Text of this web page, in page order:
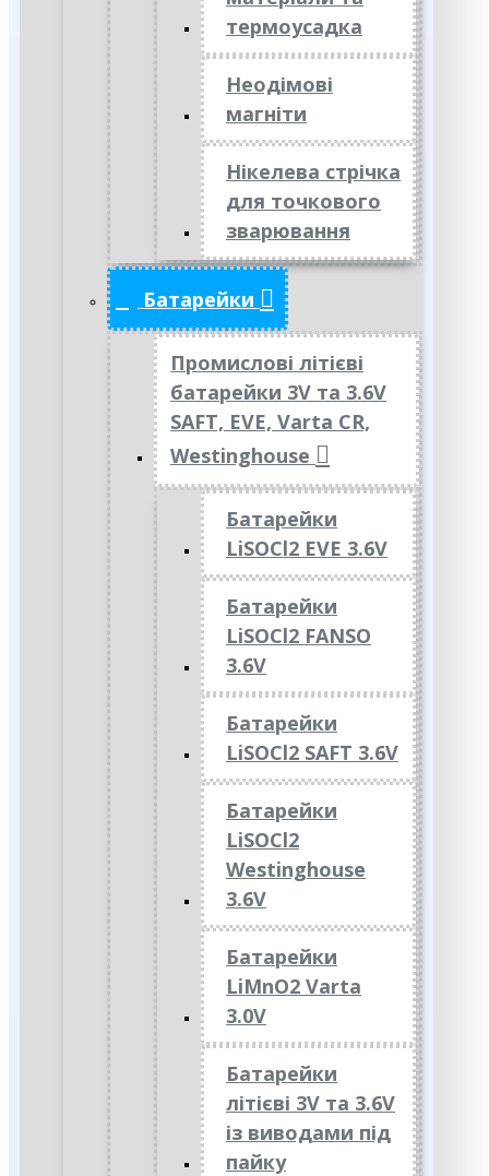
термоусадка
Неодімові
магніти
Нікелева стрічка
для точкового
зварювання
Батарейки
Промислові літієві
батарейки 3V та 3.6V
SAFT, EVE, Varta CR,
Westinghouse
Батарейки
LiSOCl2 EVE 3.6V
Батарейки
LiSOCl2 FANSO
3.6V
Батарейки
LiSOCl2 SAFT 3.6V
Батарейки
LiSOCl2
Westinghouse
3.6V
Батарейки
LiMnO2 Varta
3.0V
Батарейки
літієві 3V та 3.6V
із виводами під
пайку